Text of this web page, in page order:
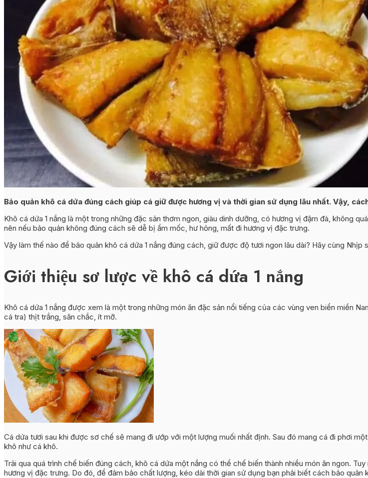
Bảo quản khô cá dứa đúng cách giúp cá giữ được hương vị và thời gian sử dụng lâu nhất. Vậy,
Khô cá dứa 1 nắng là một trong những đặc sản thơm ngon, giàu dinh dưỡng, có hương vị đậm đà, không
nên nếu bảo quản không đúng cách sẽ dễ bị ẩm mốc, hư hỏng, mất đi hương vị đặc trưng.
Vậy làm thế nào để bảo quản khô cá dứa 1 nắng đúng cách, giữ được độ tươi ngon lâu dài? Hãy cùng
Giới thiệu sơ lược về khô cá dứa 1 nắng
Khô cá dứa 1 nắng được xem là một trong những món ăn đặc sản nổi tiếng của các vùng ven biển miền
cá tra) thịt trắng, săn chắc, ít mỡ.
Cá dứa tươi sau khi được sơ chế sẽ mang đi ướp với một lượng muối nhất định. Sau đó mang cá đi phơi
khô như cá khô.
Trải qua quá trình chế biến đúng cách, khô cá dứa một nắng có thể chế biến thành nhiều món ăn ngon. Tuy
hương vị đặc trưng. Do đó, để đảm bảo chất lượng, kéo dài thời gian sử dụng bạn phải biết cách bảo quản